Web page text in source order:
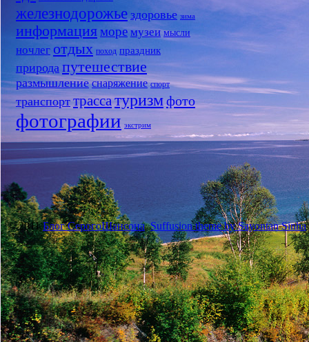
железнодорожье здоровье зима
информацияморе музеи мысли
ночлег отдых поход праздник
природа путешествие
размышление снаряжение спорт
транспорт трассатуризмфото
фотографии экстрим
© 2011Блог СерогоШансона Suffusion theme by Sayontan Sinha